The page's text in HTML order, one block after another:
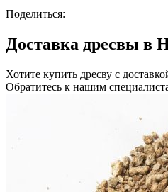
Поделиться:
Доставка дресвы в
Хотите купить дресву с
Обратитесь к нашим